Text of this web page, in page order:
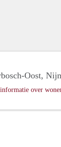
Oost,
over